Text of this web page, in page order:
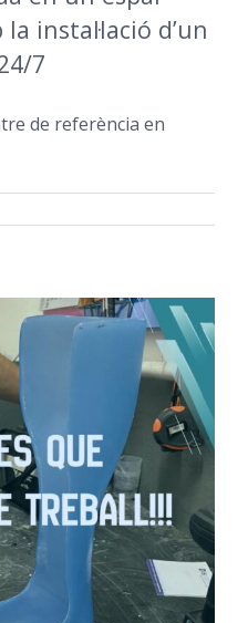
instal·lació d’un
7
de referència en